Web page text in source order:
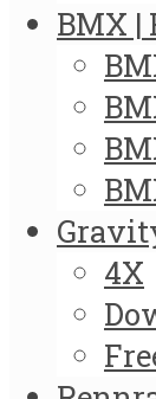
BMX |
4X